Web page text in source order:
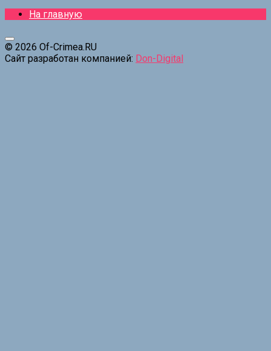
На главную
© 2026 Of-Crimea.RU
Сайт разработан компанией: Don-Digital